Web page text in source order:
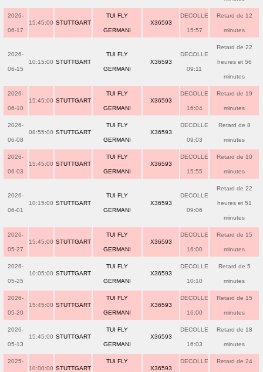
2026-
06-17
15:45:00 STUTTGART
TUI FLY
GERMANI
X36593
DECOLLE
15:57
Retard de 12
minutes
2026-
06-15
10:15:00 STUTTGART
TUI FLY
GERMANI
X36593
DECOLLE
09:11
Retard de 22
heures et 56
minutes
2026-
06-10
15:45:00 STUTTGART
TUI FLY
GERMANI
X36593
DECOLLE
16:04
Retard de 19
minutes
2026-
06-08
08:55:00 STUTTGART
TUI FLY
GERMANI
X36593
DECOLLE
09:03
Retard de 8
minutes
2026-
06-03
15:45:00 STUTTGART
TUI FLY
GERMANI
X36593
DECOLLE
15:55
Retard de 10
minutes
2026-
06-01
10:15:00 STUTTGART
TUI FLY
GERMANI
X36593
DECOLLE
09:06
Retard de 22
heures et 51
minutes
2026-
05-27
15:45:00 STUTTGART
TUI FLY
GERMANI
X36593
DECOLLE
16:00
Retard de 15
minutes
2026-
05-25
10:05:00 STUTTGART
TUI FLY
GERMANI
X36593
DECOLLE
10:10
Retard de 5
minutes
2026-
05-20
15:45:00 STUTTGART
TUI FLY
GERMANI
X36593
DECOLLE
16:00
Retard de 15
minutes
2026-
05-13
15:45:00 STUTTGART
TUI FLY
GERMANI
X36593
DECOLLE
16:03
Retard de 18
minutes
2025-
10:00:00 STUTTGART
TUI FLY
X36593
DECOLLE Retard de 24